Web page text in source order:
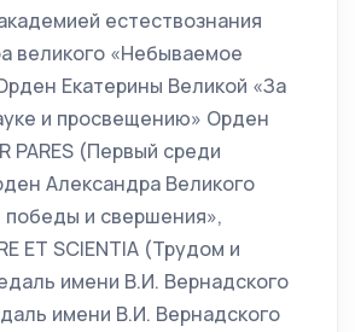
естествознания
великого «Небываемое
Екатерины Великой «За
и просвещению» Орден
PARES (Первый среди
Александра Великого
победы и свершения»,
ET SCIENTIA (Трудом и
имени В.И. Вернадского
имени В.И. Вернадского